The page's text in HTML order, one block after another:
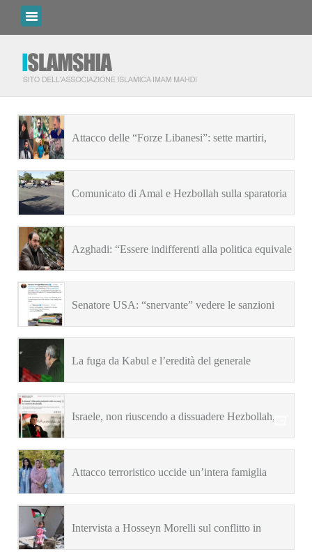
Attacco delle “Forze Libanesi”: sette martiri,
Comunicato di Amal e Hezbollah sulla sparatoria
Azghadi: “Essere indifferenti alla politica equivale
Senatore USA: “snervante” vedere le sanzioni
La fuga da Kabul e l’eredità del generale
Israele, non riuscendo a dissuadere Hezbollah,
Attacco terroristico uccide un’intera famiglia
Intervista a Hosseyn Morelli sul conflitto in